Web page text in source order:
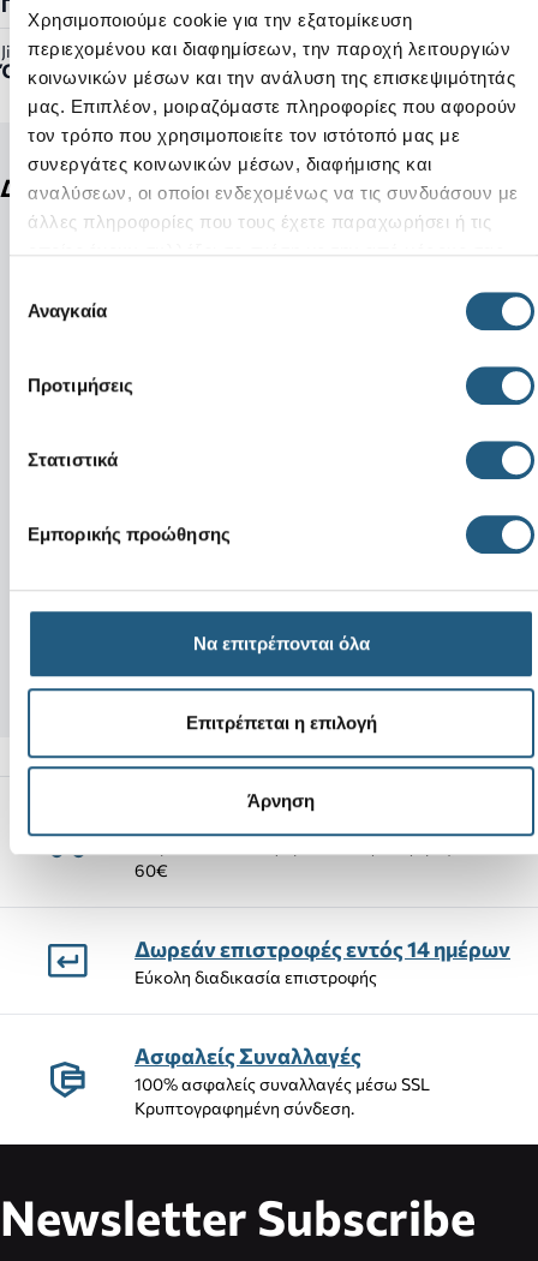
Χρησιμοποιούμε cookie για την εξατομίκευση
περιεχομένου και διαφημίσεων, την παροχή λειτουργιών
κοινωνικών μέσων και την ανάλυση της επισκεψιμότητάς
μας. Επιπλέον, μοιραζόμαστε πληροφορίες που αφορούν
τον τρόπο που χρησιμοποιείτε τον ιστότοπό μας με
συνεργάτες κοινωνικών μέσων, διαφήμισης και
αναλύσεων, οι οποίοι ενδεχομένως να τις συνδυάσουν με
άλλες πληροφορίες που τους έχετε παραχωρήσει ή τις
συγκατάθεσης
Αναγκαία
Προτιμήσεις
Στατιστικά
Εμπορικής προώθησης
Να επιτρέπονται όλα
Επιτρέπεται η επιλογή
Άρνηση
Jibbitz™ Ready:
Όχι
Δείτε ακόμη
Νέο
Birthday
Αποστολές Προϊόντων
60€
Δωρεάν επιστροφές εντός 14 ημέρων
Εύκολη διαδικασία επιστροφής
Ασφαλείς Συναλλαγές
100% ασφαλείς συναλλαγές μέσω SSL
Κρυπτογραφημένη σύνδεση.
Newsletter Subscribe